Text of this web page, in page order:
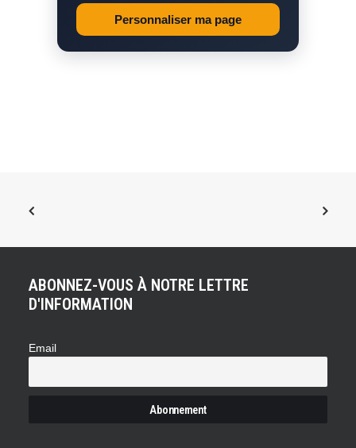
Personnaliser ma page
ABONNEZ-VOUS À NOTRE LETTRE
D'INFORMATION
Email